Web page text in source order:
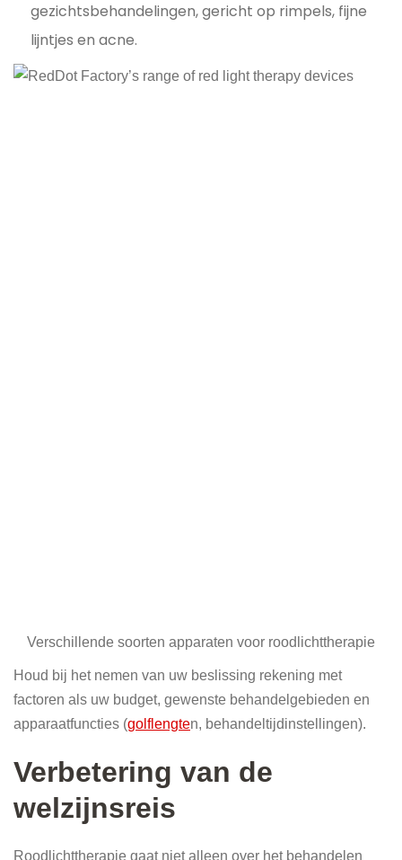
gezichtsbehandelingen, gericht op rimpels, fijne
lijntjes en acne.
Verschillende soorten apparaten voor roodlichttherapie
Houd bij het nemen van uw beslissing rekening met
factoren als uw budget, gewenste behandelgebieden en
apparaatfuncties (golflengten, behandeltijdinstellingen).
Verbetering van de
welzijnsreis
Roodlichttherapie gaat niet alleen over het behandelen